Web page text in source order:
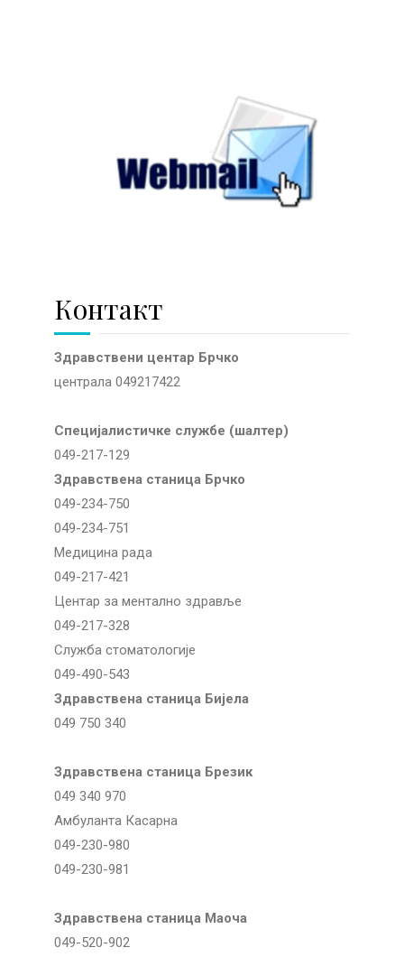
Контакт
Здравствени центар Брчко
централа 049217422
Специјалистичке службе (шалтер)
049-217-129
Здравствена станица Брчко
049-234-750
049-234-751
Медицина рада
049-217-421
Центар за ментално здравље
049-217-328
Служба стоматологије
049-490-543
Здравствена станица Бијела
049 750 340
Здравствена станица Брезик
049 340 970
Амбуланта Касарна
049-230-980
049-230-981
Здравствена станица Маоча
049-520-902